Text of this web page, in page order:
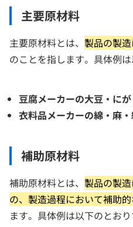
主要原材料
主要原材料とは、 製品の製
のことを指します。具体例は
豆腐メーカーの大豆・にが
衣料品メーカーの綿・麻
補助原材料
補助原材料とは、 製品の製
の、製造過程において補助
ます。具体例は以下のとおり